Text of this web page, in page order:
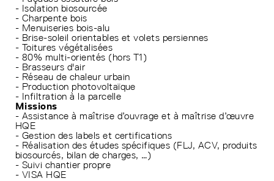
- Isolation biosourcée
- Charpente bois
- Menuiseries bois-alu
- Brise-soleil orientables et volets persiennes
- Toitures végétalisées
- 80% multi-orientés (hors T1)
- Brasseurs d'air
- Réseau de chaleur urbain
- Production photovoltaïque
- Infiltration à la parcelle
Missions
- Assistance à maîtrise d’ouvrage et à maîtrise d’œuvre
HQE
- Gestion des labels et certifications
- Réalisation des études spécifiques (FLJ, ACV, produits
biosourcés, bilan de charges, …)
- Suivi chantier propre
- VISA HQE